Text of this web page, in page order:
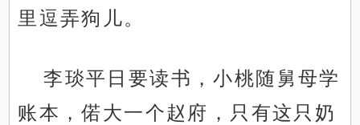
里逗弄狗儿。
李琰平日要读书，小桃随舅母学
账本，偌大一个赵府，只有这只奶